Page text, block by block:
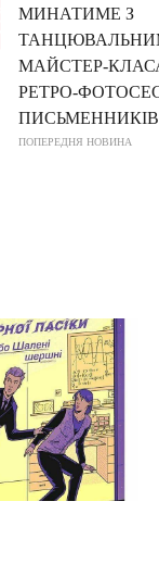
МИНАТИМЕ З
МАЙСТЕР-
РЕТРО-
ПОПЕРЕДНЯ НОВИНА